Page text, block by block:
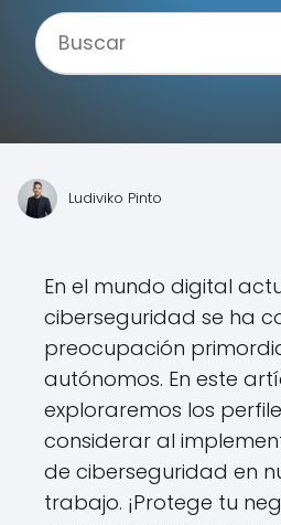
Ludiviko Pinto
En el mundo digital
ciberseguridad se ha
preocupación
autónomos. En este
exploraremos los
considerar al
de ciberseguridad en
trabajo. ¡Protege tu